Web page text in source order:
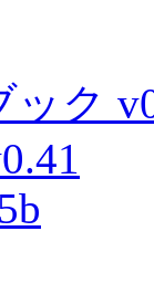
ック